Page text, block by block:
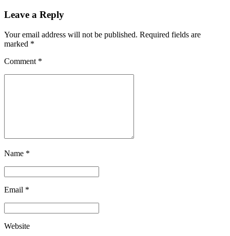
Leave a Reply
Your email address will not be published. Required fields are
marked *
Comment *
Name *
Email *
Website